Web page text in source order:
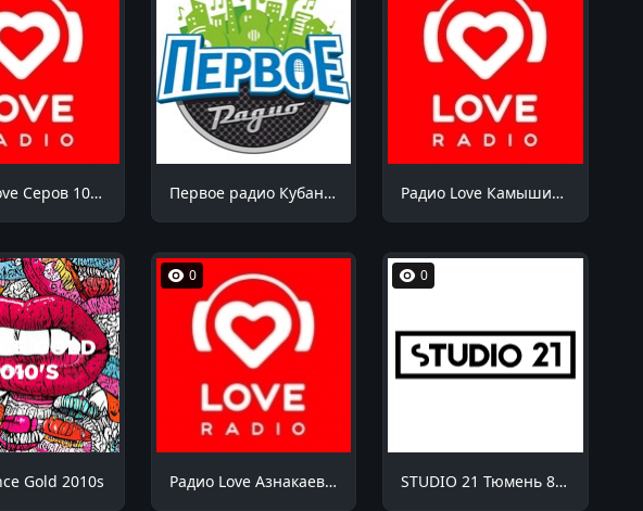
Радио Love Серов 103.7 FM Первое радио Кубани Октябрьский 94.9 FM Радио Love Камышин 105.7 FM
Gold 2010s
0
Радио Love Азнакаево 98.8 FM
0
STUDIO 21 Тюмень 87.9 FM